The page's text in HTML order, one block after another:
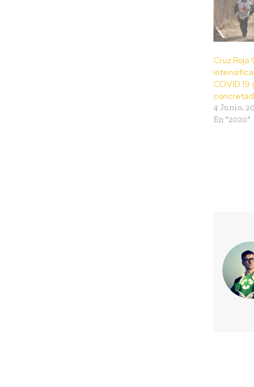
Cruz Roja
COVID 19
4 Junio,
En "2020"